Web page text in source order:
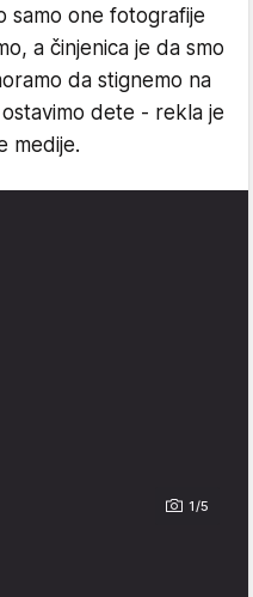
samo one fotografije
a činjenica je da smo
da stignemo na
dete - rekla je
medije.
1/5